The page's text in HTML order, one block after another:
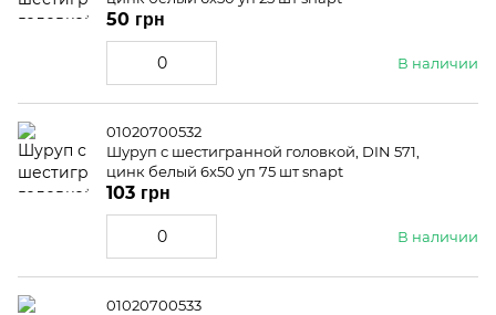
В наличии
50 грн
01020700532
Шуруп с шестигранной головкой, DIN 571,
цинк белый 6x50 уп 75 шт snapt
В наличии
103 грн
01020700533